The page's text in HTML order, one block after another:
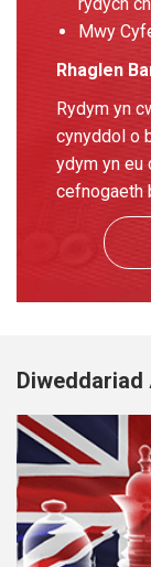
Mwy
Rhaglen
Rydym yn
cynyddol o
ydym yn eu
cefnogaeth